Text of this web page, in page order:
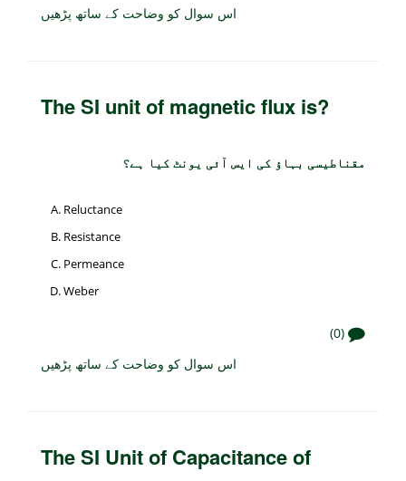
اس سوال کو وضاحت کے ساتھ پڑھیں
The SI unit of magnetic flux is?
مقناطیسی بہاؤ کی ایس آئی یونٹ کیا ہے؟
Reluctance
Resistance
Permeance
Weber
(0)
اس سوال کو وضاحت کے ساتھ پڑھیں
The SI Unit of Capacitance of